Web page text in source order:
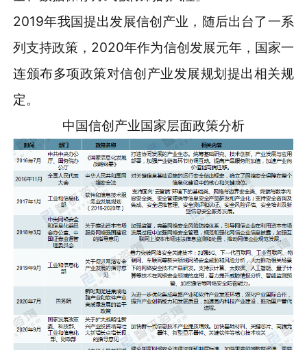
2019年我国提出发展信创产业，随后出台了一系
列支持政策，2020年作为信创发展元年，国家一
连颁布多项政策对信创产业发展规划提出相关规
定。
中国信创产业国家层面政策分析